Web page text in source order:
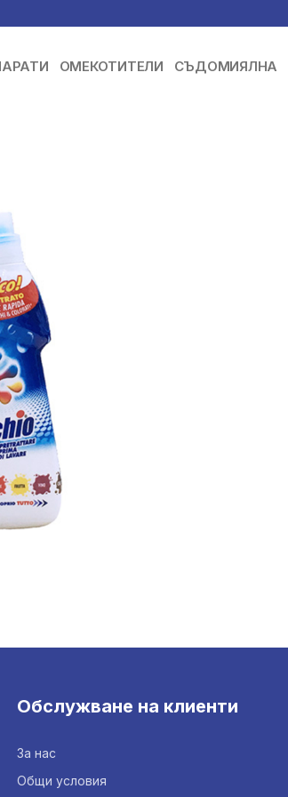
ОМЕКОТИТЕЛИ СЪДОМИЯЛНА
Обслужване на клиенти
За нас
Общи условия